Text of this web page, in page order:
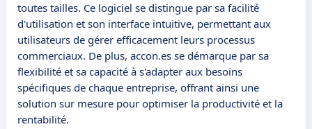
toutes tailles. Ce logiciel se distingue par sa facilité
d'utilisation et son interface intuitive, permettant aux
utilisateurs de gérer efficacement leurs processus
commerciaux. De plus, accon.es se démarque par sa
flexibilité et sa capacité à s'adapter aux besoins
spécifiques de chaque entreprise, offrant ainsi une
solution sur mesure pour optimiser la productivité et la
rentabilité.